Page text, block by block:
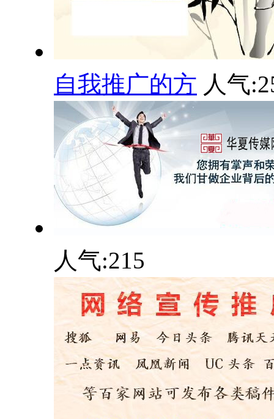
自我推广的方 人气:
人气:215